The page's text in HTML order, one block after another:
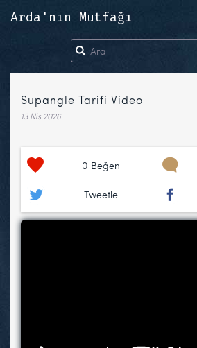
Arda'nın Mutfağı
Supangle Tarifi Video
13 Nis 2026
0 Beğen
Tweetle